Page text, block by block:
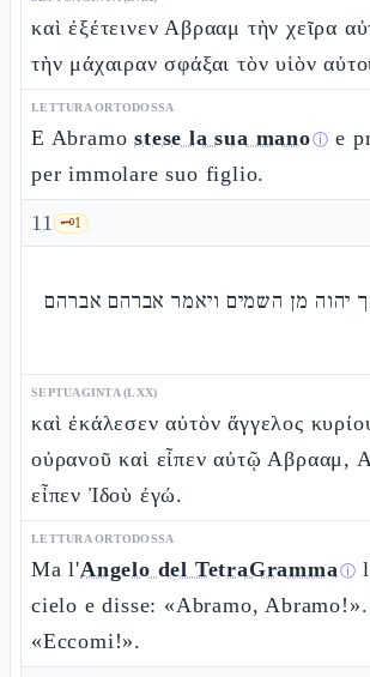
καὶ ἐξέτεινεν Αβρααμ τὴν χεῖρα
τὴν μάχαιραν σφάξαι τὸν υἱὸν
LETTURA ORTODOSSA
E Abramostese la sua manoⓘ e
per immolare suo figlio.
11 🗝️1
יהוה מן השמים ויאמר אברהם אברהם
SEPTUAGINTA (LXX)
καὶ ἐκάλεσεν αὐτὸν ἄγγελος
οὐρανοῦ καὶ εἶπεν αὐτῷ Αβρααμ,
εἶπεν Ἰδοὺ ἐγώ.
LETTURA ORTODOSSA
Ma l'Angelo del TetraGrammaⓘ
cielo e disse: «Abramo,
«Eccomi!».